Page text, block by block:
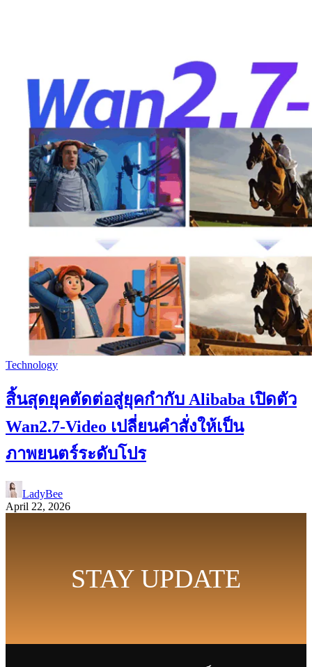
Technology
สิ้นสุดยุคตัดต่อสู่ยุคกำกับ Alibaba เปิดตัว
Wan2.7-Video เปลี่ยนคำสั่งให้เป็น
ภาพยนตร์ระดับโปร
LadyBee
April 22, 2026
STAY UPDATE